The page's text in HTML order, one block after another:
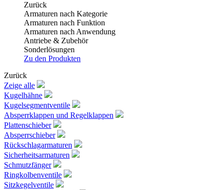
Zurück
Armaturen nach Kategorie
Armaturen nach Funktion
Armaturen nach Anwendung
Antriebe & Zubehör
Sonderlösungen
Zu den Produkten
Zurück
Zeige alle
Kugelhähne
Kugelsegmentventile
Absperrklappen und Regelklappen
Plattenschieber
Absperrschieber
Rückschlagarmaturen
Sicherheitsarmaturen
Schmutzfänger
Ringkolbenventile
Sitzkegelventile